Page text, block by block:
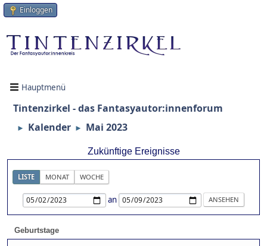
Einloggen
Hauptmenü
Tintenzirkel - das Fantasyautor:innenforum
► Kalender ► Mai 2023
Zukünftige Ereignisse
LISTE MONAT WOCHE
an
Geburtstage